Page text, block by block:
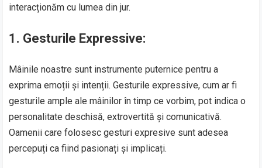
interacționăm cu lumea din jur.
1. Gesturile Expressive:
Mâinile noastre sunt instrumente puternice pentru a
exprima emoții și intenții. Gesturile expressive, cum ar fi
gesturile ample ale mâinilor în timp ce vorbim, pot indica o
personalitate deschisă, extrovertită și comunicativă.
Oamenii care folosesc gesturi expresive sunt adesea
percepuți ca fiind pasionați și implicați.